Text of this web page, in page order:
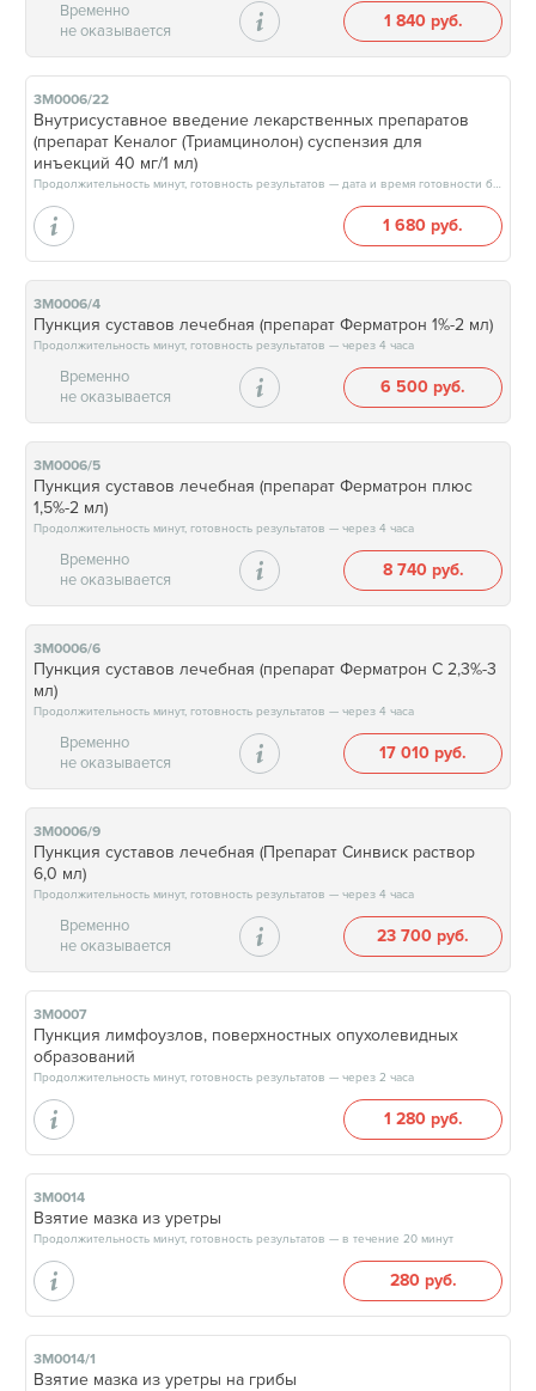
Временно
не оказывается
1 840 руб.
3М0006/22
Внутрисуставное введение лекарственных препаратов
(препарат Кеналог (Триамцинолон) суспензия для
инъекций 40 мг/1 мл)
Продолжительность минут, готовность результатов — дата и время готовности будут сообщены врачом в день приёма
1 680 руб.
3М0006/4
Пункция суставов лечебная (препарат Ферматрон 1%-2 мл)
Продолжительность минут, готовность результатов — через 4 часа
Временно
не оказывается
6 500 руб.
3М0006/5
Пункция суставов лечебная (препарат Ферматрон плюс
1,5%-2 мл)
Продолжительность минут, готовность результатов — через 4 часа
Временно
не оказывается
8 740 руб.
3М0006/6
Пункция суставов лечебная (препарат Ферматрон С 2,3%-3
мл)
Продолжительность минут, готовность результатов — через 4 часа
Временно
не оказывается
17 010 руб.
3М0006/9
Пункция суставов лечебная (Препарат Синвиск раствор
6,0 мл)
Продолжительность минут, готовность результатов — через 4 часа
Временно
не оказывается
23 700 руб.
3М0007
Пункция лимфоузлов, поверхностных опухолевидных
образований
Продолжительность минут, готовность результатов — через 2 часа
1 280 руб.
3М0014
Взятие мазка из уретры
Продолжительность минут, готовность результатов — в течение 20 минут
280 руб.
3М0014/1
Взятие мазка из уретры на грибы